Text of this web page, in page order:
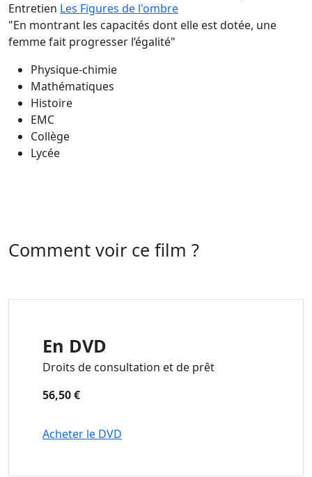
Entretien Les Figures de l'ombre
"En montrant les capacités dont elle est dotée, une
femme fait progresser l’égalité"
Physique-chimie
Mathématiques
Histoire
EMC
Collège
Lycée
Comment voir ce film ?
En DVD
Droits de consultation et de prêt
56,50 €
Acheter le DVD